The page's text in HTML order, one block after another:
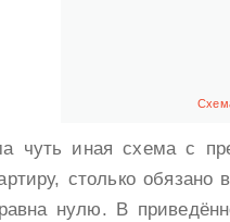
чуть иная схема с
столько
нулю. В